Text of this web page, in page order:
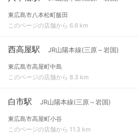
東広島市八本松町飯田
このページの店舗から 6.6 km
西高屋駅 JR山陽本線(三原～岩国)
東広島市高屋町中島
このページの店舗から 8.3 km
白市駅 JR山陽本線(三原～岩国)
東広島市高屋町小谷
このページの店舗から 11.3 km